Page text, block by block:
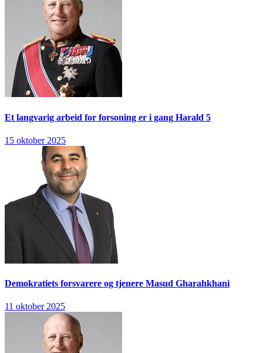
Et langvarig arbeid for forsoning er i gang Harald 5
15 oktober 2025
Demokratiets forsvarere og tjenere Masud Gharahkhani
11 oktober 2025